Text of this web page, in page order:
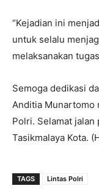
“Kejadian ini
untuk selalu
melaksanakan
Semoga dedikasi
Anditia Munartomo
Polri. Selamat jalan
Tasikmalaya Kota.
TAGS Lintas Polri